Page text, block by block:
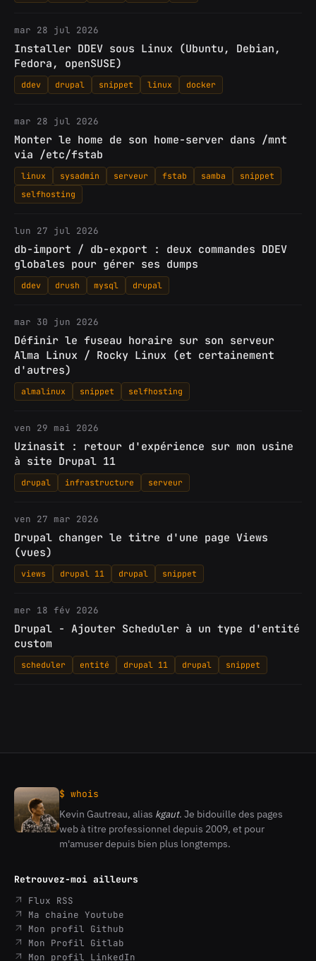
mar 28 jul 2026
Installer DDEV sous Linux (Ubuntu, Debian,
Fedora, openSUSE)
ddev drupal snippet linux docker
mar 28 jul 2026
Monter le home de son home-server dans /mnt
via /etc/fstab
linux sysadmin serveur fstab samba
snippet
selfhosting
lun 27 jul 2026
db-import / db-export : deux commandes DDEV
globales pour gérer ses dumps
ddev drush mysql drupal
mar 30 jun 2026
Définir le fuseau horaire sur son serveur
Alma Linux / Rocky Linux (et certainement
d'autres)
almalinux snippet selfhosting
ven 29 mai 2026
Uzinasit : retour d'expérience sur mon usine
à site Drupal 11
drupal infrastructure serveur
ven 27 mar 2026
Drupal changer le titre d'une page Views
(vues)
views drupal 11 drupal snippet
mer 18 fév 2026
Drupal - Ajouter Scheduler à un type d'entité
custom
scheduler entité drupal 11 drupal snippet
$ whois
Kevin
Gautreau
Kevin Gautreau, alias kgaut. Je bidouille des pages
web à titre professionnel depuis 2009, et pour
m'amuser depuis bien plus longtemps.
Retrouvez-moi ailleurs
Flux RSS
Ma chaine Youtube
Mon profil Github
Mon Profil Gitlab
Mon profil LinkedIn